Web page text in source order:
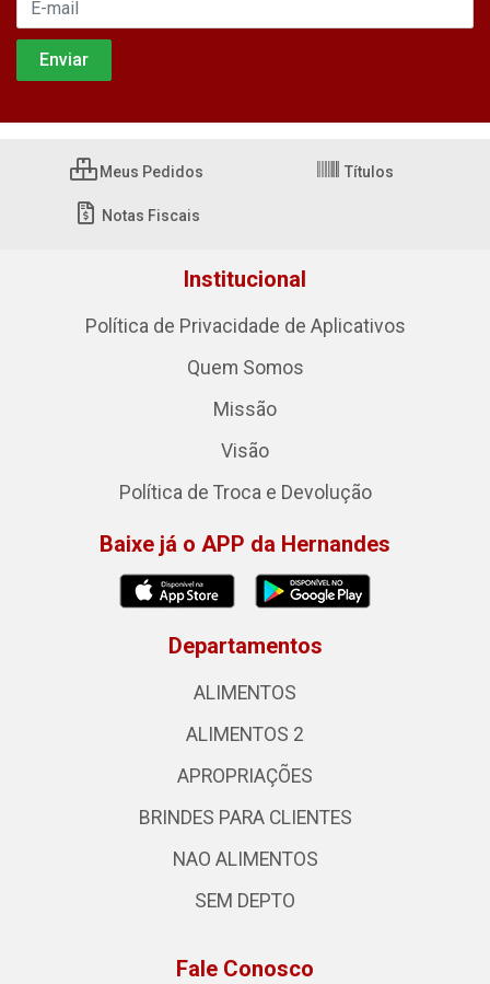
Meus Pedidos Títulos
Notas Fiscais
Institucional
Política de Privacidade de Aplicativos
Quem Somos
Missão
Visão
Política de Troca e Devolução
Baixe já o APP da Hernandes
Departamentos
ALIMENTOS
ALIMENTOS 2
APROPRIAÇÕES
BRINDES PARA CLIENTES
NAO ALIMENTOS
SEM DEPTO
Fale Conosco